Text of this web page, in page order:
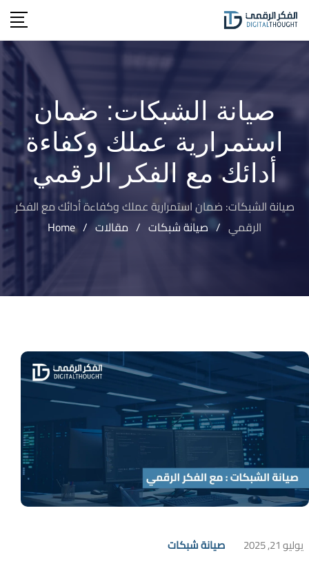
Skip
صيانة الشبكات: ضمان
استمرارية عملك وكفاءة
أدائك مع الفكر الرقمي
صيانة الشبكات: ضمان استمرارية عملك وكفاءة أدائك مع الفكر
الرقمي / صيانة شبكات / مقالات /
Home
يوليو 21, 2025 صيانة شبكات